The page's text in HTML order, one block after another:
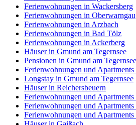
Ferienwohnungen in Wackersberg
Ferienwohnungen in Oberwarngau
Ferienwohnungen in Arzbach
Ferienwohnungen in Bad Tölz
Ferienwohnungen in Ackerberg
Häuser in Gmund am Tegernsee
Pensionen in Gmund am Tegernsee
Ferienwohnungen und
Longstay in Gmund am Tegernsee
Häuser in Reichersbeuern
Ferienwohnungen und Apartments
Ferienwohnungen und Apartments
Ferienwohnungen und